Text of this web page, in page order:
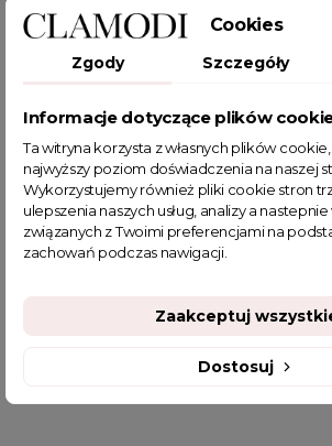
POWIĄZANE TAGI
bluza damska bluzy damskie
bluza
bluza dresowa damska
bluza sportowa
bluzy dresowe damskie
szare bluzy
sklep z odzieżą damską
ciepła bluza
jesienne stylizacje do pracy
modne bluzy
Cookies
Zgody Szczegóły
Informacje dotyczące plików
Ta witryna korzysta z własnych plików
najwyższy poziom doświadczenia na naszej
Wykorzystujemy również pliki cookie stron
ulepszenia naszych usług, analizy a
związanych z Twoimi preferencjami na
zachowań podczas nawigacji.
Dostosuj
Zaakceptuj